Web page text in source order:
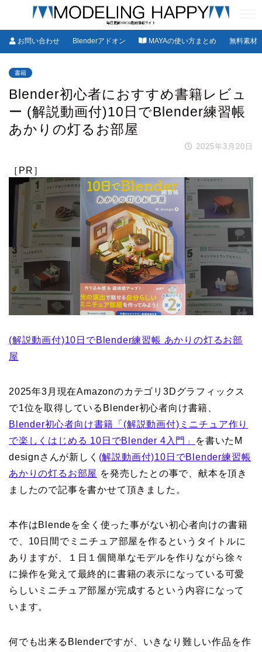
お問い合わせ Blenderアドオン MAYAの使い方まとめ 無料素材
書籍
Blender初心者におすすめ書籍レビュ
ー (解説動画付)10日でBlender練習帳
あかりの灯るお部屋
2025年3月20日
［PR］
(解説動画付)10日でBlender練習帳 あかりの灯るお部
屋
2025年3月現在Amazonのカテゴリ3Dグラフィックス
で1位を取得しているBlender初心者向け書籍、
Blender初心者向け書籍「(解説動画付)ミニチュア作り
で楽しくはじめる 10日でBlender 4入門」
を書いたM
designさんが新しく (解説動画付)10日でBlender練習帳
あかりの灯るお部屋 を発売したとの事で、献本を頂き
ましたので記事を書かせて頂きました。
本作はBlendeを全く使った事がない初心者向けの書籍
で、10日間でミニチュア部屋を作るというタイトルに
ありますが、１日１個簡単なモデルを作りながら徐々
に操作を覚えて最終的に書籍の表示になっている可愛
らしいミニチュア部屋が完成するという内容になって
います。
何でも出来るBlenderですが、いきなり難しい作品を作